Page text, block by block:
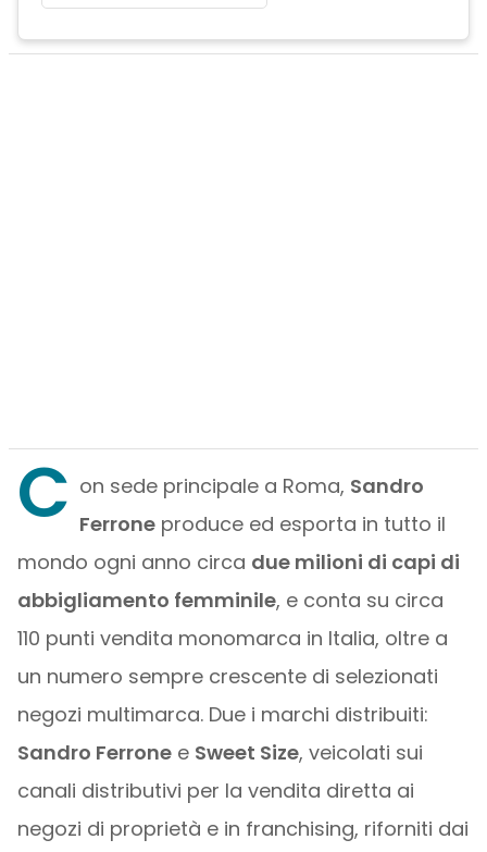
C on sede principale a Roma, Sandro
Ferroneproduce ed esporta in tutto il
mondo ogni anno circa due milioni di capi di
abbigliamento femminile, e conta su circa
110 punti vendita monomarca in Italia, oltre a
un numero sempre crescente di selezionati
negozi multimarca. Due i marchi distribuiti:
Sandro Ferronee Sweet Size, veicolati sui
canali distributivi per la vendita diretta ai
negozi di proprietà e in franchising, riforniti dai